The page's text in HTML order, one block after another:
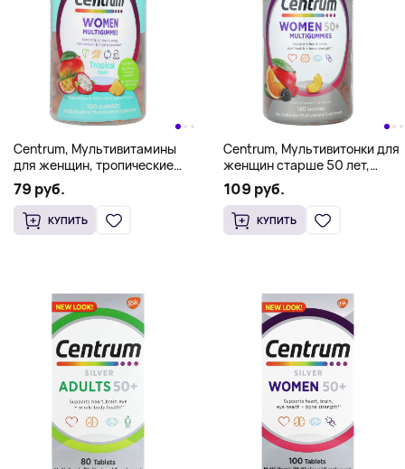
Centrum, Мультивитамины
для женщин, тропические
фрукты, 100 жевательных
таблеток
79 руб.
КУПИТЬ
Centrum, Мультивитонки для
женщин старше 50 лет,
натуральное фруктовое
ассорти, 140 жевательных
таблеток
109 руб.
КУПИТЬ